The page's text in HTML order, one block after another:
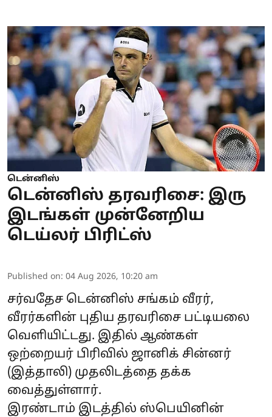
டென்னிஸ்
டென்னிஸ் தரவரிசை: இரு
இடங்கள் முன்னேறிய
டெய்லர் பிரிட்ஸ்
Published on: 04 Aug 2026, 10:20 am
சர்வதேச டென்னிஸ் சங்கம் வீரர்,
வீரர்களின் புதிய தரவரிசை பட்டியலை
வெளியிட்டது. இதில் ஆண்கள்
ஒற்றையர் பிரிவில் ஜானிக் சின்னர்
(இத்தாலி) முதலிடத்தை தக்க
வைத்துள்ளார்.
இரண்டாம் இடத்தில் ஸ்பெயினின்